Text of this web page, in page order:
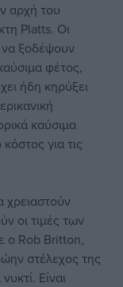
αρχή του
Platts. Οι
να ξοδέψουν
φέτος,
ήδη κηρύξει
καύσιμα
για τις
χρειαστούν
οι τιμές των
ο Rob Britton,
στέλεχος της
Είναι